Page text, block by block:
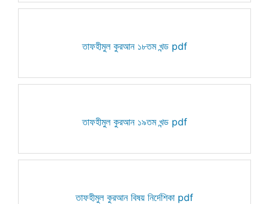
তাফহীমুল কুরআন ১৮তম খন্ড pdf
তাফহীমুল কুরআন ১৯তম খন্ড pdf
তাফহীমুল কুরআন বিষয় নির্দেশিকা pdf